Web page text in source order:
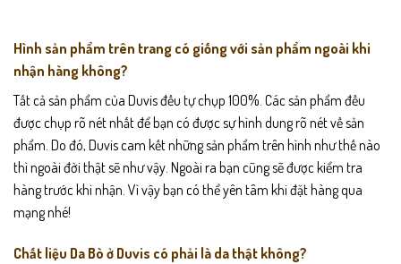
Hình sản phẩm trên trang có giống với sản phẩm ngoài khi
nhận hàng không?
Tất cả sản phẩm của Duvis đều tự chụp 100%. Các sản phẩm đều
được chụp rõ nét nhất để bạn có được sự hình dung rõ nét về sản
phẩm. Do đó, Duvis cam kết những sản phẩm trên hình như thế nào
thì ngoài đời thật sẽ như vậy. Ngoài ra bạn cũng sẽ được kiểm tra
hàng trước khi nhận. Vì vậy bạn có thể yên tâm khi đặt hàng qua
mạng nhé!
Chất liệu Da Bò ở Duvis có phải là da thật không?